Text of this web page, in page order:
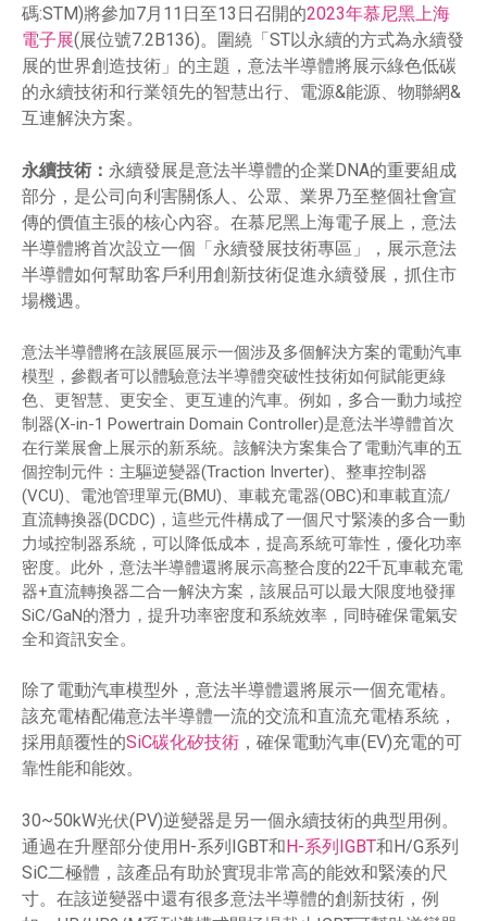
碼:STM)將參加7月11日至13日召開的2023年慕尼黑上海
電子展(展位號7.2B136)。圍繞「ST以永續的方式為永續發
展的世界創造技術」的主題，意法半導體將展示綠色低碳
的永續技術和行業領先的智慧出行、電源&能源、物聯網&
互連解決方案。
永續技術： 永續發展是意法半導體的企業DNA的重要組成
部分，是公司向利害關係人、公眾、業界乃至整個社會宣
傳的價值主張的核心內容。在慕尼黑上海電子展上，意法
半導體將首次設立一個「永續發展技術專區」，展示意法
半導體如何幫助客戶利用創新技術促進永續發展，抓住市
場機遇。
意法半導體將在該展區展示一個涉及多個解決方案的電動汽車
模型，參觀者可以體驗意法半導體突破性技術如何賦能更綠
色、更智慧、更安全、更互連的汽車。例如，多合一動力域控
制器(X-in-1 Powertrain Domain Controller)是意法半導體首次
在行業展會上展示的新系統。該解決方案集合了電動汽車的五
個控制元件：主驅逆變器(Traction Inverter)、整車控制器
(VCU)、電池管理單元(BMU)、車載充電器(OBC)和車載直流/
直流轉換器(DCDC)，這些元件構成了一個尺寸緊湊的多合一動
力域控制器系統，可以降低成本，提高系統可靠性，優化功率
密度。此外，意法半導體還將展示高整合度的22千瓦車載充電
器+直流轉換器二合一解決方案，該展品可以最大限度地發揮
SiC/GaN的潛力，提升功率密度和系統效率，同時確保電氣安
全和資訊安全。
除了電動汽車模型外，意法半導體還將展示一個充電樁。
該充電樁配備意法半導體一流的交流和直流充電樁系統，
採用顛覆性的SiC碳化矽技術 ，確保電動汽車(EV)充電的可
靠性能和能效。
30~50kW光伏(PV)逆變器是另一個永續技術的典型用例。
通過在升壓部分使用H-系列IGBT和H-系列IGBT和H/G系列
SiC二極體，該產品有助於實現非常高的能效和緊湊的尺
寸。在該逆變器中還有很多意法半導體的創新技術，例